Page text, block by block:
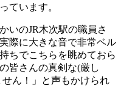
ています。
いのJR木次駅の職員さ
際に大きな音で非常ベル
ちでこちらを眺めておら
皆さんの真剣な(厳し
ん！」と声もかけられ